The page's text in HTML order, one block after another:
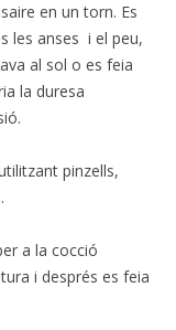
en un torn. Es
les anses i el peu,
al sol o es feia
la duresa
pinzells,
a la cocció
i després es feia